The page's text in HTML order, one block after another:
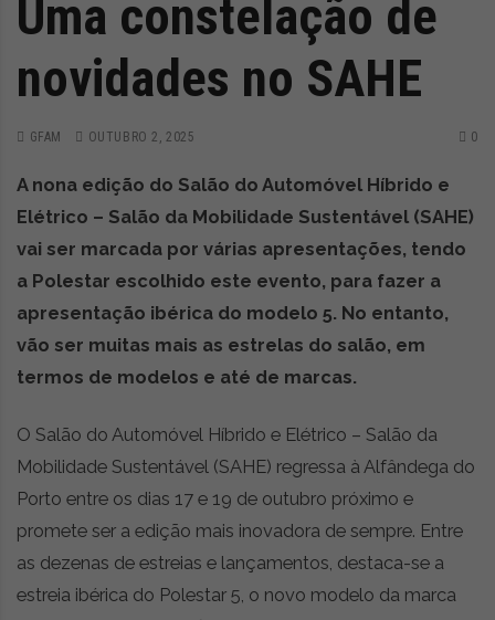
Uma constelação de
novidades no SAHE
GFAM OUTUBRO 2, 2025 0
A nona edição do Salão do Automóvel Híbrido e
Elétrico – Salão da Mobilidade Sustentável (SAHE)
vai ser marcada por várias apresentações, tendo
a Polestar escolhido este evento, para fazer a
apresentação ibérica do modelo 5. No entanto,
vão ser muitas mais as estrelas do salão, em
termos de modelos e até de marcas.
O Salão do Automóvel Híbrido e Elétrico – Salão da
Mobilidade Sustentável (SAHE) regressa à Alfândega do
Porto entre os dias 17 e 19 de outubro próximo e
promete ser a edição mais inovadora de sempre. Entre
as dezenas de estreias e lançamentos, destaca-se a
estreia ibérica do Polestar 5, o novo modelo da marca